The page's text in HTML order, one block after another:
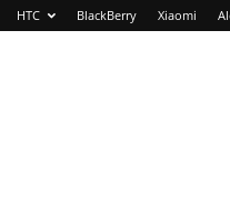
HTC BlackBerry Xiaomi